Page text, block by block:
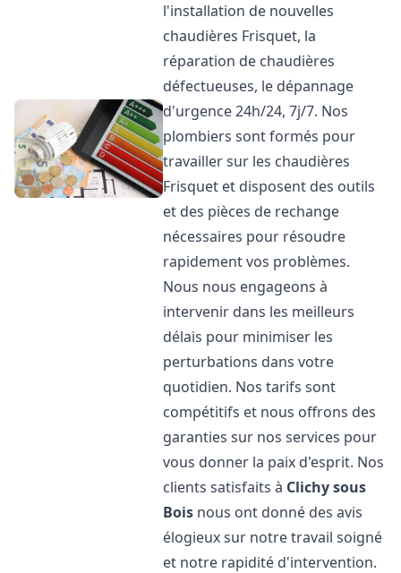
l'installation de nouvelles
chaudières Frisquet, la
réparation de chaudières
défectueuses, le dépannage
d'urgence 24h/24, 7j/7. Nos
plombiers sont formés pour
travailler sur les chaudières
Frisquet et disposent des outils
et des pièces de rechange
nécessaires pour résoudre
rapidement vos problèmes.
Nous nous engageons à
intervenir dans les meilleurs
délais pour minimiser les
perturbations dans votre
quotidien. Nos tarifs sont
compétitifs et nous offrons des
garanties sur nos services pour
vous donner la paix d'esprit. Nos
clients satisfaits à Clichy sous
Bois nous ont donné des avis
élogieux sur notre travail soigné
et notre rapidité d'intervention.